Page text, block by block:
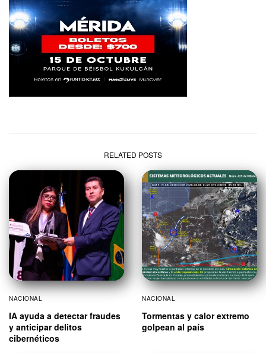
RELATED POSTS
NACIONAL
IA ayuda a detectar fraudes
y anticipar delitos
cibernéticos
NACIONAL
Tormentas y calor extremo
golpean al país